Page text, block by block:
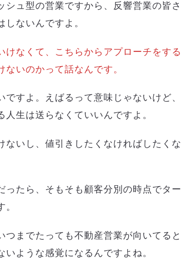
ュ型の営業ですから、反響営業の皆さ
ないんですよ。
けなくて、こちらからアプローチをする
いのかって話なんです。
すよ。えばるって意味じゃないけど、
生は送らなくていいんですよ。
ないし、値引きしたくなければしたくな
ったら、そもそも顧客分別の時点でター
つまでたっても不動産営業が向いてると
ような感覚になるんですよね。